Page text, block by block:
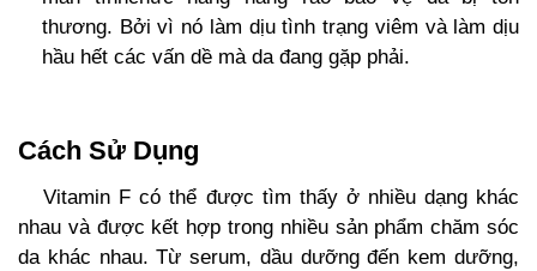
thương. Bởi vì nó làm dịu tình trạng viêm và làm dịu
hầu hết các vấn dề mà da đang gặp phải.
Cách Sử Dụng
Vitamin F có thể được tìm thấy ở nhiều dạng khác
nhau và được kết hợp trong nhiều sản phẩm chăm sóc
da khác nhau. Từ serum, dầu dưỡng đến kem dưỡng,